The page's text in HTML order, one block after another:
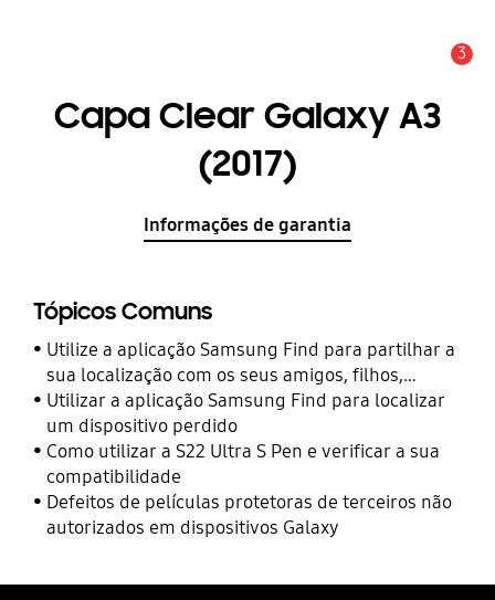
3
Capa Clear Galaxy A3
(2017)
Informações de garantia
Tópicos Comuns
Utilize a aplicação Samsung Find para partilhar a
sua localização com os seus amigos, filhos,
familiares e outros contactos
Utilizar a aplicação Samsung Find para localizar
um dispositivo perdido
Como utilizar a S22 Ultra S Pen e verificar a sua
compatibilidade
Defeitos de películas protetoras de terceiros não
autorizados em dispositivos Galaxy